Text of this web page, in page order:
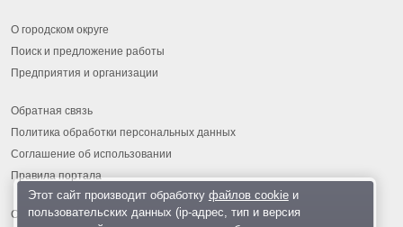
О городском округе
Поиск и предложение работы
Предприятия и организации
Обратная связь
Политика обработки персональных данных
Соглашение об использовании
Правила портала
Этот сайт производит обработку файлов cookieи
пользовательских данных (ip-адрес, тип и версия